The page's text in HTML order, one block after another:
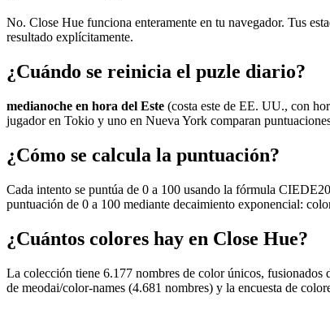
No. Close Hue funciona enteramente en tu navegador. Tus
resultado explícitamente.
¿Cuándo se reinicia el puzle diario?
medianoche en hora del Este (costa este de EE. UU., con
jugador en Tokio y uno en Nueva York comparan
¿Cómo se calcula la puntuación?
Cada intento se puntúa de 0 a 100 usando la fórmula
puntuación de 0 a 100 mediante decaimiento exponencial:
¿Cuántos colores hay en Close Hue?
La colección tiene 6.177 nombres de color únicos,
de meodai/color-names (4.681 nombres) y la encuesta de